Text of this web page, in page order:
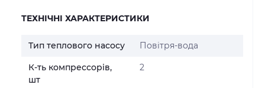
ТЕХНІЧНІ ХАРАКТЕРИСТИКИ
Тип теплового насосу Повітря-вода
К-ть компрессорів,
шт
2